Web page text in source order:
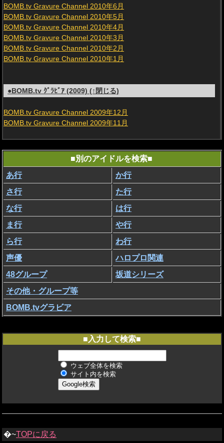
BOMB.tv Gravure Channel 2010年6月
BOMB.tv Gravure Channel 2010年5月
BOMB.tv Gravure Channel 2010年4月
BOMB.tv Gravure Channel 2010年3月
BOMB.tv Gravure Channel 2010年2月
BOMB.tv Gravure Channel 2010年1月
●BOMB.tv ｸﾞﾗﾋﾞｱ (2009) (↑閉じる)
BOMB.tv Gravure Channel 2009年12月
BOMB.tv Gravure Channel 2009年11月
■別のアイドルを検索■
あ行
か行
さ行
た行
な行
は行
ま行
や行
ら行
わ行
声優
ハロプロ関連
48グループ
坂道シリーズ
その他・グループ等
BOMB.tvグラビア
■入力して検索■
ウェブ全体を検索
サイト内を検索
�~TOPに戻る